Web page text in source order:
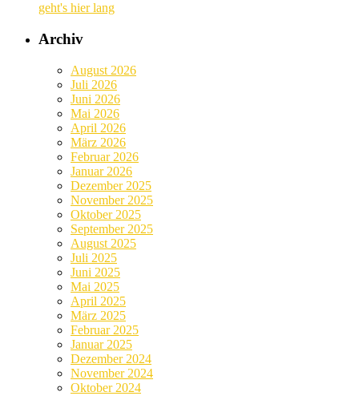
geht's hier lang
Archiv
August 2026
Juli 2026
Juni 2026
Mai 2026
April 2026
März 2026
Februar 2026
Januar 2026
Dezember 2025
November 2025
Oktober 2025
September 2025
August 2025
Juli 2025
Juni 2025
Mai 2025
April 2025
März 2025
Februar 2025
Januar 2025
Dezember 2024
November 2024
Oktober 2024